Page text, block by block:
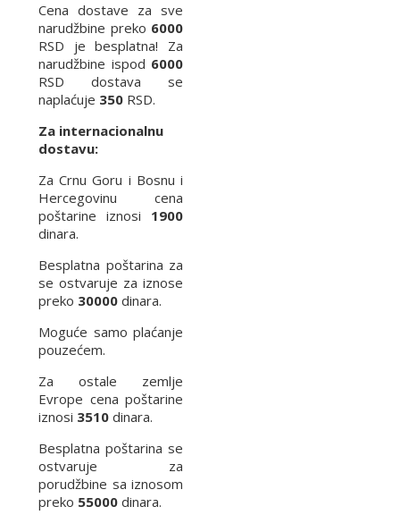
Cena dostave za sve
narudžbine preko 6000
RSD je besplatna! Za
narudžbine ispod 6000
RSD dostava se
naplaćuje 350 RSD.
Za internacionalnu
dostavu:
Za Crnu Goru i Bosnu i
Hercegovinu cena
poštarine iznosi 1900
dinara.
Besplatna poštarina za
se ostvaruje za iznose
preko 30000 dinara.
Moguće samo plaćanje
pouzećem.
Za ostale zemlje
Evrope cena poštarine
iznosi 3510 dinara.
Besplatna poštarina se
ostvaruje za
porudžbine sa iznosom
preko 55000 dinara.